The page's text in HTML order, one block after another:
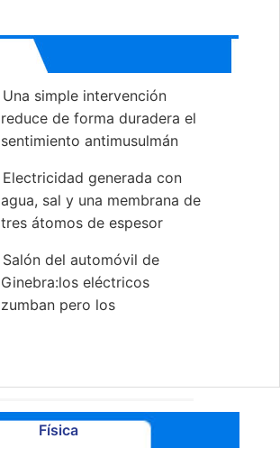
Una simple intervención
reduce de forma duradera el
sentimiento antimusulmán
Electricidad generada con
agua, sal y una membrana de
tres átomos de espesor
Salón del automóvil de
Ginebra:los eléctricos
zumban pero los
Física